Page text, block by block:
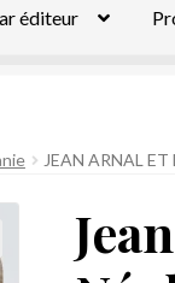
éditeur
JEAN ARNAL